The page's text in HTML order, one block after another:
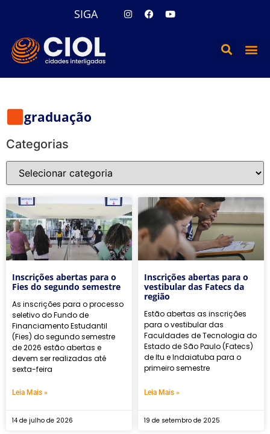
SIGA
graduação
Categorias
Inscrições abertas para o
Fies do segundo semestre
As inscrições para o processo
seletivo do Fundo de
Financiamento Estudantil
(Fies) do segundo semestre
de 2026 estão abertas e
devem ser realizadas até
sexta-feira
Leia Mais »
14 de julho de 2026
Inscrições abertas para o
vestibular das Fatecs da
região
Estão abertas as inscrições
para o vestibular das
Faculdades de Tecnologia do
Estado de São Paulo (Fatecs)
de Itu e Indaiatuba para o
primeiro semestre
Leia Mais »
19 de setembro de 2025